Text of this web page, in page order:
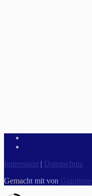
Impressum | Datenschutz
Gemacht mit von